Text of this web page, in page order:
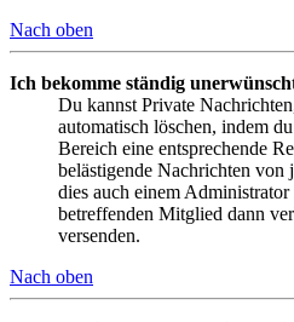
Nach oben
Ich bekomme ständig
Du kannst Private
automatisch löschen, indem
Bereich eine entsprechende
belästigende Nachrichten von
dies auch einem
betreffenden Mitglied dann
versenden.
Nach oben